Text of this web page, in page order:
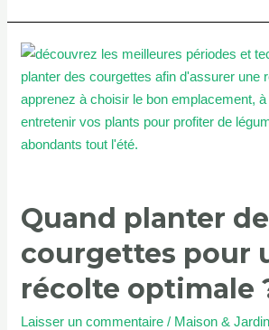
Quand planter
courgettes pour
récolte optimale
Laisser un commentaire / Maison & Jardin
Quand
planter
des
courgettes
pour
optimale